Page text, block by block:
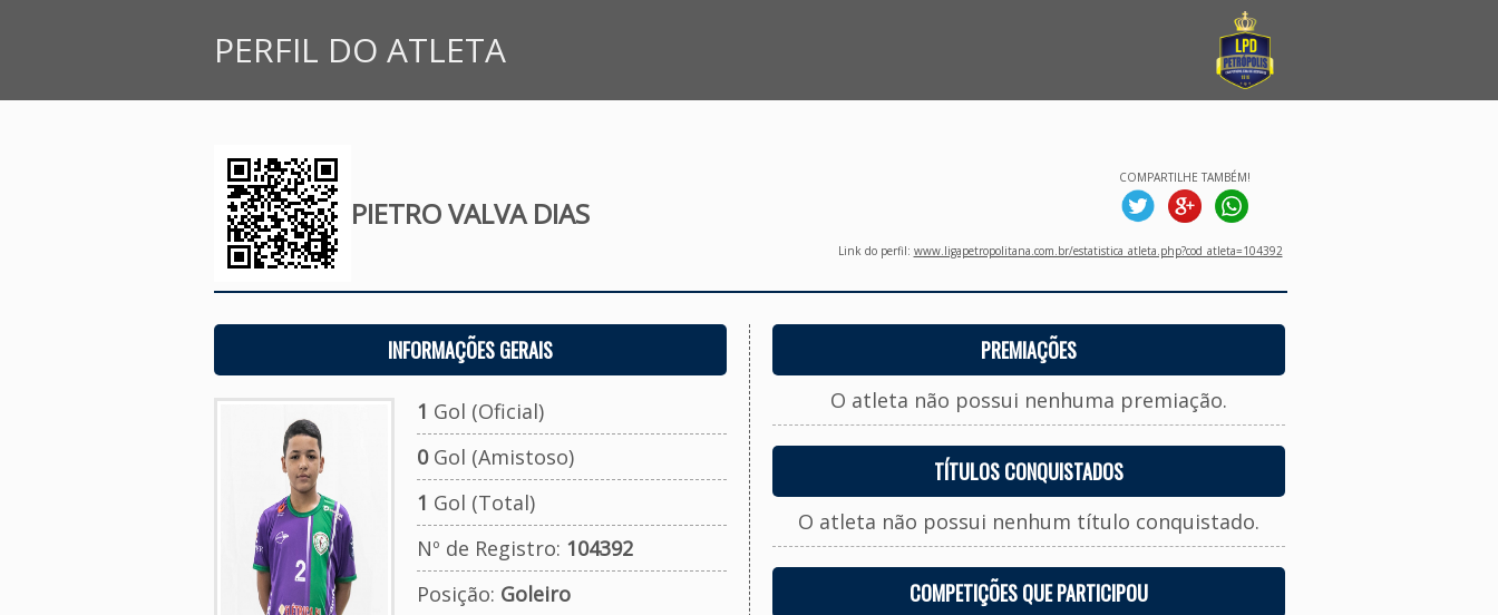
PERFIL DO ATLETA
PIETRO VALVA DIAS
COMPARTILHE TAMBÉM!
Link do perfil: www.ligapetropolitana.com.br/estatistica_atleta.php?cod_atleta=104392
INFORMAÇÕES GERAIS
1 Gol (Oficial)
0Gol (Amistoso)
1 Gol (Total)
Nº de Registro: 104392
Posição: Goleiro
PREMIAÇÕES
O atleta não possui nenhuma premiação.
TÍTULOS CONQUISTADOS
O atleta não possui nenhum título conquistado.
COMPETIÇÕES QUE PARTICIPOU